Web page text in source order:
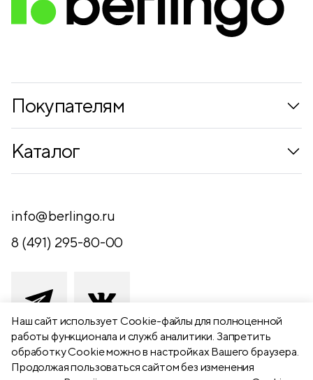
Наш сайт использует Сookie-файлы для полноценной
работы функционала и служб аналитики. Запретить
обработку Cookie можно в настройках Вашего браузера.
Продолжая пользоваться сайтом без изменения
Покупателям
Контакты
Обратная связь
Каталог
Письменные принадлежности
Канцелярские принадлежности
Чертежные принадлежности
Хобби и творчество
Презентационное оборудование
Школьный текстиль
info@berlingo.ru
8 (491) 295-80-00
391111 Рязанская обл., Рыбновский р-